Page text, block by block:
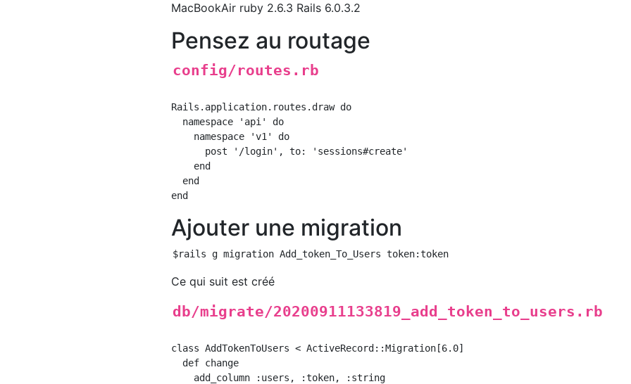
MacBookAir ruby 2.6.3 Rails 6.0.3.2
Pensez au routage
config/routes.rb
Rails.application.routes.draw do
  namespace 'api' do
    namespace 'v1' do
      post '/login', to: 'sessions#create'
    end
  end
Ajouter une migration
Ce qui suit est créé
db/migrate/20200911133819_add_token_to_users.rb
class AddTokenToUsers < ActiveRecord::Migration[6.0]
  def change
    add_column :users, :token, :string